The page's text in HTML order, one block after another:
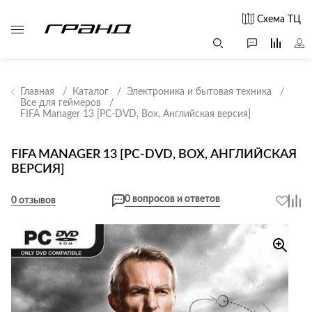
Схема ТЦ
Все столы и
Журнальные
столы
столики
Обеденные
столы
Письменные
столы
Мягкая
Диваны
Пуфы и
Сад и дача
Аксессуары для
сада
Свет
Бра
лампы
светильники
Светильники
Светодиодные
ленты
Споты
Главная Каталог
Электроника и бытовая техника
Все для геймеров
FIFA Manager 13 [PC-DVD, Box, Английская версия]
FIFA MANAGER 13 [PC-DVD, BOX, АНГЛИЙСКАЯ
ВЕРСИЯ]
0 отзывов 0 вопросов и ответов